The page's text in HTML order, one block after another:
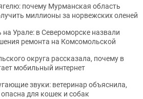
почему Мурманская область
миллионы за норвежских оленей
Урале: в Североморске назвали
ремонта на Комсомольской
округа рассказала, почему в
мобильный интернет
звуки: ветеринар объяснила,
для кошек и собак